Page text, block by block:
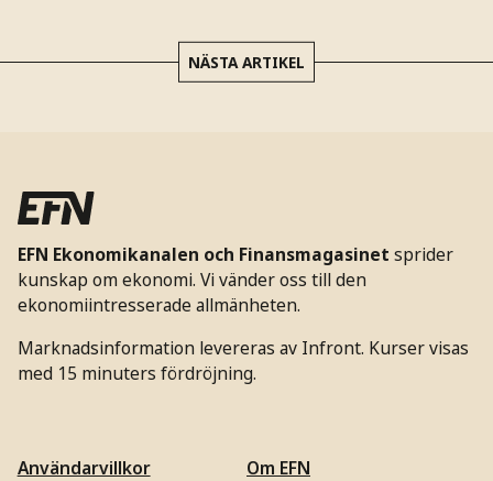
NÄSTA ARTIKEL
EFN Ekonomikanalen och Finansmagasinet sprider
kunskap om ekonomi. Vi vänder oss till den
ekonomiintresserade allmänheten.
Marknadsinformation levereras av Infront. Kurser visas
med 15 minuters fördröjning.
Användarvillkor
Om EFN